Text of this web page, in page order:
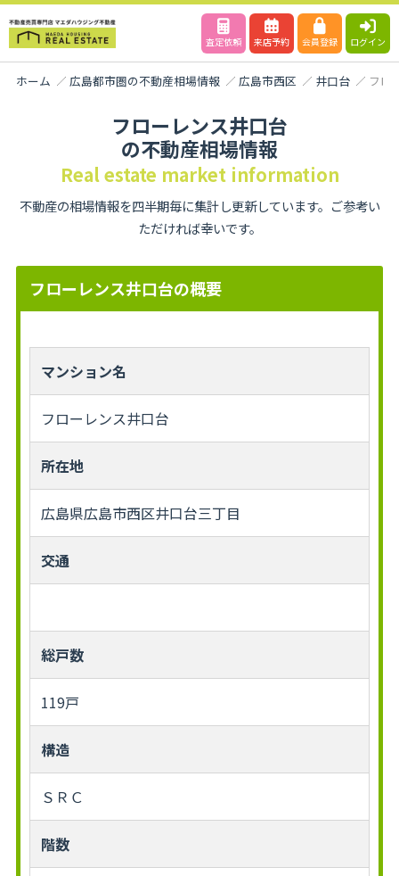
査定依頼 来店予約 会員登録 ログイン
ホーム 広島都市圏の不動産相場情報 広島市西区 井口台 フロ
フローレンス井口台
の不動産相場情報
Real estate market information
不動産の相場情報を四半期毎に集計し更新しています。ご参考い
ただければ幸いです。
フローレンス井口台の概要
マンション名
フローレンス井口台
所在地
広島県広島市西区井口台三丁目
交通
総戸数
119戸
構造
ＳＲＣ
階数